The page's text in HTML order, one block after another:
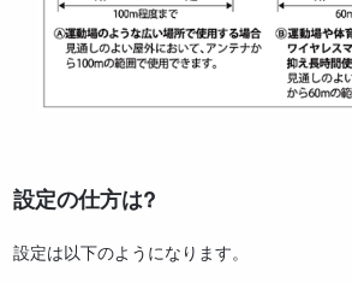
設定の仕方は?
設定は以下のようになります。